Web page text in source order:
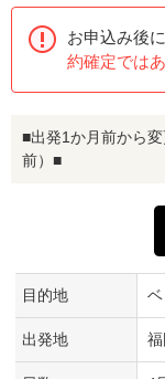
お申込み後
約確定では
■出発1か月前から
前）■
目的地
出発地 福